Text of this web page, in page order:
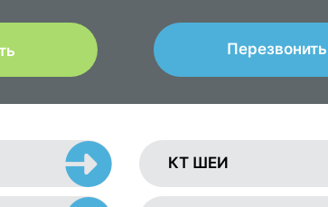
Перезвонить
КТ ШЕИ